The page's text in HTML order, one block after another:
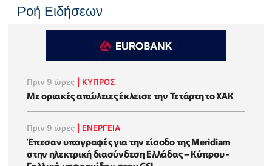
Ροή Ειδήσεων
Πριν 9 ώρες ΚΥΠΡΟΣ
Με οριακές απώλειες έκλεισε την Τετάρτη το ΧΑΚ
Πριν 9 ώρες ΕΝΈΡΓΕΙΑ
Έπεσαν υπογραφές για την είσοδο της Meridiam
στην ηλεκτρική διασύνδεση Ελλάδας – Κύπρου -